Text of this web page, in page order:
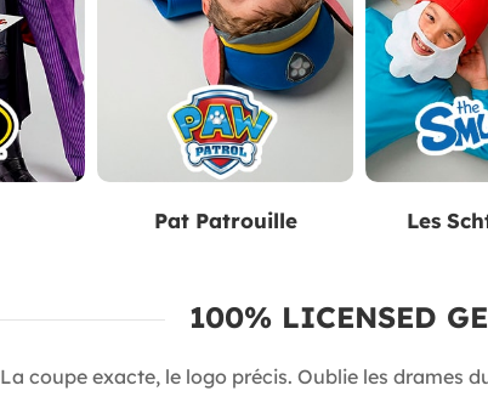
Pat Patrouille Les
100% LICENSED
La coupe exacte, le logo précis. Oublie les drames